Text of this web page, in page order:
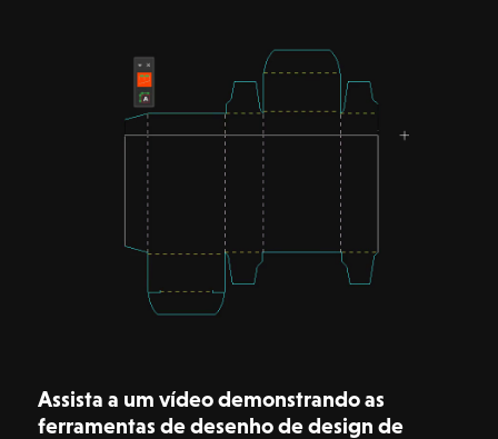
Assista a um vídeo demonstrando as
ferramentas de desenho de design de